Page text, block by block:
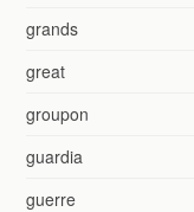
grands
great
groupon
guardia
guerre